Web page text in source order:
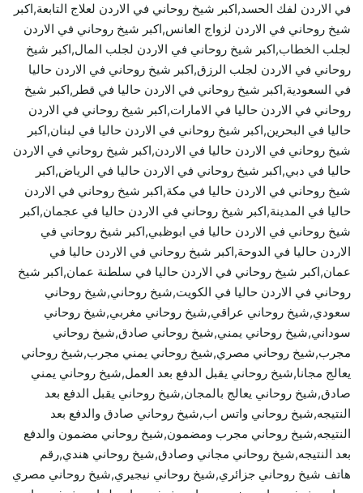
في الاردن لفك الحسد,اكبر شيخ روحاني في الاردن لعلاج التابعة,اكبر
شيخ روحاني في الاردن لزواج العانس,اكبر شيخ روحاني في الاردن
لجلب الخطاب,اكبر شيخ روحاني في الاردن لجلب المال,اكبر شيخ
روحاني في الاردن لجلب الرزق,اكبر شيخ روحاني في الاردن حاليا
في السعودية,اكبر شيخ روحاني في الاردن حاليا في قطر,اكبر شيخ
روحاني في الاردن حاليا في الامارات,اكبر شيخ روحاني في الاردن
حاليا في البحرين,اكبر شيخ روحاني في الاردن حاليا في لبنان,اكبر
شيخ روحاني في الاردن حاليا في الاردن,اكبر شيخ روحاني في الاردن
حاليا في دبي,اكبر شيخ روحاني في الاردن حاليا في الرياض,اكبر
شيخ روحاني في الاردن حاليا في مكة,اكبر شيخ روحاني في الاردن
حاليا في المدينة,اكبر شيخ روحاني في الاردن حاليا في عجمان,اكبر
شيخ روحاني في الاردن حاليا في ابوظبي,اكبر شيخ روحاني في
الاردن حاليا في الدوحة,اكبر شيخ روحاني في الاردن حاليا في
عمان,اكبر شيخ روحاني في الاردن حاليا في سلطنة عمان,اكبر شيخ
روحاني في الاردن حاليا في الكويت,شيخ روحاني,شيخ روحاني
سعودي,شيخ روحاني عراقي,شيخ روحاني مغربي,شيخ روحاني
سوداني,شيخ روحاني يمني,شيخ روحاني صادق,شيخ روحاني
مجرب,شيخ روحاني مصري,شيخ روحاني يمني مجرب,شيخ روحاني
يعالج مجانا,شيخ روحاني يقبل الدفع بعد العمل,شيخ روحاني يمني
صادق,شيخ روحاني يعالج بالمجان,شيخ روحاني يقبل الدفع بعد
النتيجه,شيخ روحاني واتس اب,شيخ روحاني صادق والدفع بعد
النتيجه,شيخ روحاني مجرب ومضمون,شيخ روحاني مضمون والدفع
بعد النتيجه,شيخ روحاني مجاني وصادق,شيخ روحاني هندي,رقم
هاتف شيخ روحاني جزائري,شيخ روحاني نيجيري,شيخ روحاني مصري